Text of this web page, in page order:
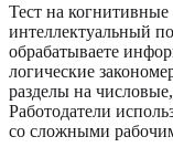
Тест на
интеллектуальный
обрабатываете
логические
разделы на
Работодатели
со сложными